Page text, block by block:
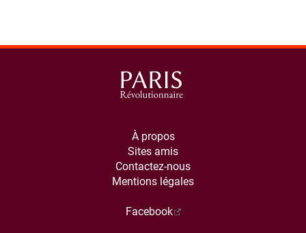
À propos
Sites amis
Contactez-nous
Mentions légales
Facebook